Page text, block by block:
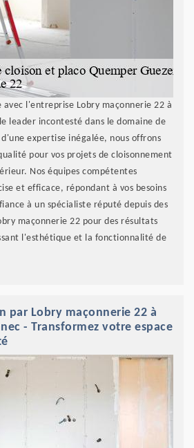
avec l'entreprise Lobry maçonnerie 22 à
leader incontesté dans le domaine de
d'une expertise inégalée, nous offrons
pour vos projets de cloisonnement
Nos équipes compétentes
et efficace, répondant à vos besoins
à un spécialiste réputé depuis des
maçonnerie 22 pour des résultats
l'esthétique et la fonctionnalité de
par Lobry maçonnerie 22 à
- Transformez votre espace